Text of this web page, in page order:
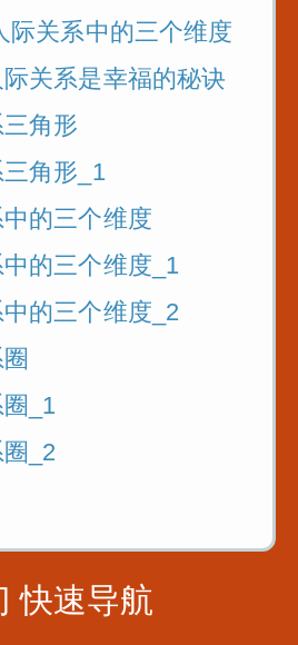
际关系中的三个维度
关系是幸福的秘诀
角形
角形_1
的三个维度
的三个维度_1
的三个维度_2
_1
_2
快速导航